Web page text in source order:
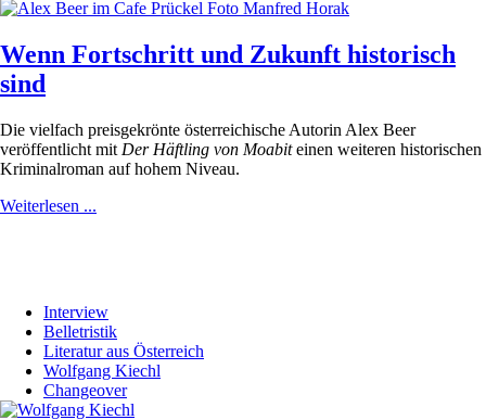
Wenn Fortschritt und Zukunft historisch
sind
Die vielfach preisgekrönte österreichische Autorin Alex Beer
veröffentlicht mit Der Häftling von Moabiteinen weiteren historischen
Kriminalroman auf hohem Niveau.
Weiterlesen ...
Interview
Belletristik
Literatur aus Österreich
Wolfgang Kiechl
Changeover